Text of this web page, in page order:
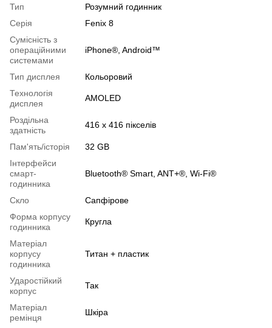
Тип
Розумний годинник
Серія
Fenix 8
Сумісність з
операційними
системами
iPhone®, Android™
Тип дисплея
Кольоровий
Технологія
дисплея
AMOLED
Роздільна
здатність
416 x 416 пікселів
Пам'ять/історія
32 GB
Інтерфейси
смарт-
годинника
Bluetooth® Smart, ANT+®, Wi-Fi®
Скло
Сапфірове
Форма корпусу
годинника
Кругла
Матеріал
корпусу
годинника
Титан + пластик
Ударостійкий
корпус
Так
Матеріал
ремінця
Шкіра